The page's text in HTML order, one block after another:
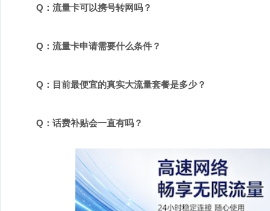
Q：流量卡可以携号转网吗？
Q：流量卡申请需要什么条件？
Q：目前最便宜的真实大流量套餐是多少？
Q：话费补贴会一直有吗？